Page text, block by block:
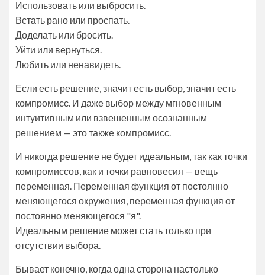
Использовать или выбросить.
Встать рано или проспать.
Доделать или бросить.
Уйти или вернуться.
Любить или ненавидеть.
Если есть решение, значит есть выбор, значит есть
компромисс. И даже выбор между мгновенным
интуитивным или взвешенным осознанным
решением — это также компромисс.
И никогда решение не будет идеальным, так как точки
компромиссов, как и точки равновесия — вещь
переменная. Переменная функция от постоянно
меняющегося окружения, переменная функция от
постоянно меняющегося "я".
Идеальным решение может стать только при
отсутствии выбора.
Бывает конечно, когда одна сторона настолько